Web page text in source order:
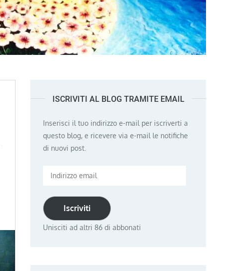
ISCRIVITI AL BLOG TRAMITE EMAIL
Inserisci il tuo indirizzo e-mail per iscriverti a
questo blog, e ricevere via e-mail le notifiche
di nuovi post.
Indirizzo
Iscriviti
Unisciti ad altri 86 di abbonati